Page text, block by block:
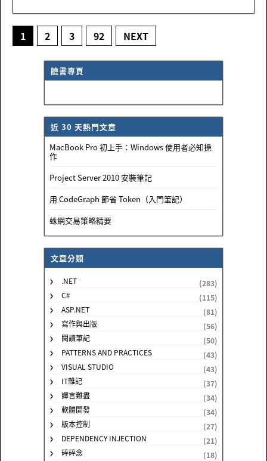
1 2 3 92 NEXT
臉書專頁
近 30 天熱門文章
MacBook Pro 初上手：Windows 使用者必知操
作
Project Server 2010 安裝筆記
用 CodeGraph 節省 Token（入門筆記）
蛛網交易策略精要
文章分類
.NET
(283)
C#
(115)
ASP.NET
(81)
寫作與出版
(56)
閱讀筆記
(50)
PATTERNS AND PRACTICES
(43)
VISUAL STUDIO
(43)
IT雜記
(37)
譯言難盡
(34)
軟體開發
(34)
版本控制
(27)
DEPENDENCY INJECTION
(21)
碎碎念
(18)